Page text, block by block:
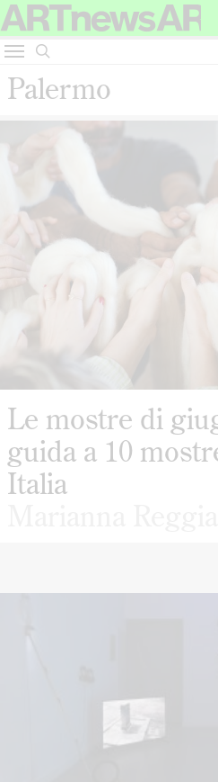
Palermo
Le mostre di
guida a 10
Italia